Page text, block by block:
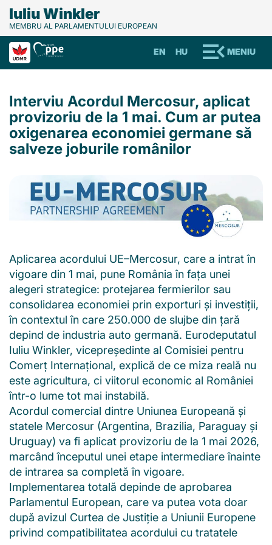
Iuliu Winkler
MEMBRU AL PARLAMENTULUI EUROPEAN
MENIU
HU
EN
Interviu Acordul Mercosur, aplicat
provizoriu de la 1 mai. Cum ar putea
oxigenarea economiei germane să
salveze joburile românilor
Aplicarea acordului UE–Mercosur, care a intrat în
vigoare din 1 mai, pune România în fața unei
alegeri strategice: protejarea fermierilor sau
consolidarea economiei prin exporturi și investiții,
în contextul în care 250.000 de slujbe din țară
depind de industria auto germană. Eurodeputatul
Iuliu Winkler, vicepreședinte al Comisiei pentru
Comerț Internațional, explică de ce miza reală nu
este agricultura, ci viitorul economic al României
într-o lume tot mai instabilă.
Acordul comercial dintre Uniunea Europeană și
statele Mercosur (Argentina, Brazilia, Paraguay și
Uruguay) va fi aplicat provizoriu de la 1 mai 2026,
marcând începutul unei etape intermediare înainte
de intrarea sa completă în vigoare.
Implementarea totală depinde de aprobarea
Parlamentul European, care va putea vota doar
după avizul Curtea de Justiție a Uniunii Europene
privind compatibilitatea acordului cu tratatele